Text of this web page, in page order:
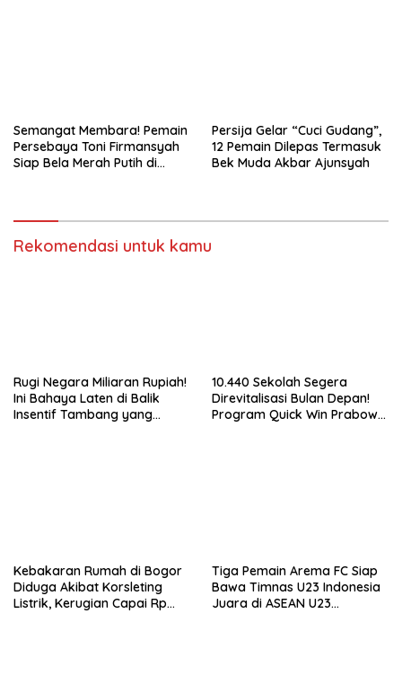
Semangat Membara! Pemain
Persebaya Toni Firmansyah
Siap Bela Merah Putih di
Persija Gelar “Cuci Gudang”,
12 Pemain Dilepas Termasuk
Bek Muda Akbar Ajunsyah
Rekomendasi untuk kamu
Rugi Negara Miliaran Rupiah!
Ini Bahaya Laten di Balik
Insentif Tambang yang
10.440 Sekolah Segera
Direvitalisasi Bulan Depan!
Program Quick Win Prabowo
Kebakaran Rumah di Bogor
Diduga Akibat Korsleting
Listrik, Kerugian Capai Rp
Tiga Pemain Arema FC Siap
Bawa Timnas U23 Indonesia
Juara di ASEAN U23